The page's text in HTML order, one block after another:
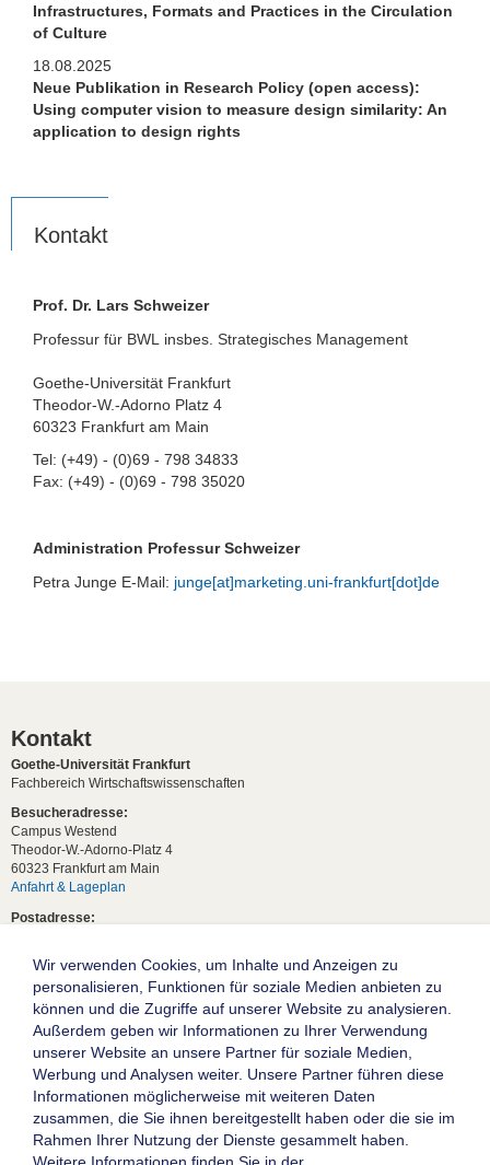
Infrastructures, Formats and Practices in the Circulation
of Culture
18.08.2025
Neue Publikation in Research Policy (open access):
Using computer vision to measure design similarity: An
application to design rights
Kontakt
Prof. Dr. Lars Schweizer
Professur für BWL
insbes. Strategisches Management
Goethe-Universität Frankfurt
Theodor-W.-Adorno Platz 4
60323 Frankfurt am Main
Tel: (+49) - (0)69 - 798 34833
Fax: (+49) - (0)69 - 798 35020
Administration Professur Schweizer
Petra Junge E-Mail: junge[at]marketing.uni-frankfurt[dot]de
Kontakt
Goethe-Universität Frankfurt
Fachbereich Wirtschaftswissenschaften
Besucheradresse:
Campus Westend
Theodor-W.-Adorno-Platz 4
60323 Frankfurt am Main
Anfahrt & Lageplan
Postadresse:
Studentische Anfragen:
studium[at]wiwi.uni-frankfurt[dot]de
Allgemeine Anfragen:
dekanat02[at]wiwi.uni-frankfurt[dot]de
Die Goethe-Universität Frankfurt am Main
Wir verwenden Cookies, um Inhalte und Anzeigen zu
personalisieren, Funktionen für soziale Medien anbieten zu
können und die Zugriffe auf unserer Website zu analysieren.
Außerdem geben wir Informationen zu Ihrer Verwendung
unserer Website an unsere Partner für soziale Medien,
Werbung und Analysen weiter. Unsere Partner führen diese
Informationen möglicherweise mit weiteren Daten
zusammen, die Sie ihnen bereitgestellt haben oder die sie im
Rahmen Ihrer Nutzung der Dienste gesammelt haben.